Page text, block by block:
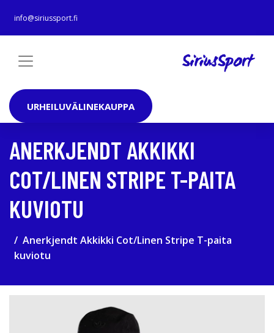
info@siriussport.fi
URHEILUVÄLINEKAUPPA
ANERKJENDT AKKIKKI
COT/LINEN STRIPE T-PAITA
KUVIOTU
Anerkjendt Akkikki Cot/Linen Stripe T-paita
kuviotu